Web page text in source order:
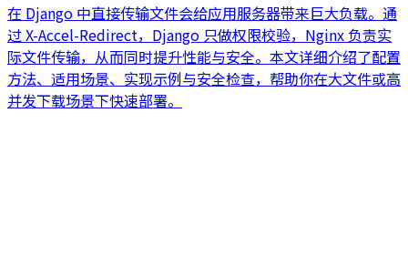
在 Django 中直接传输文件会给应用服务器带来巨大负载。通
过 X-Accel-Redirect，Django 只做权限校验，Nginx 负责实
际文件传输，从而同时提升性能与安全。本文详细介绍了配置
方法、适用场景、实现示例与安全检查，帮助你在大文件或高
并发下载场景下快速部署。